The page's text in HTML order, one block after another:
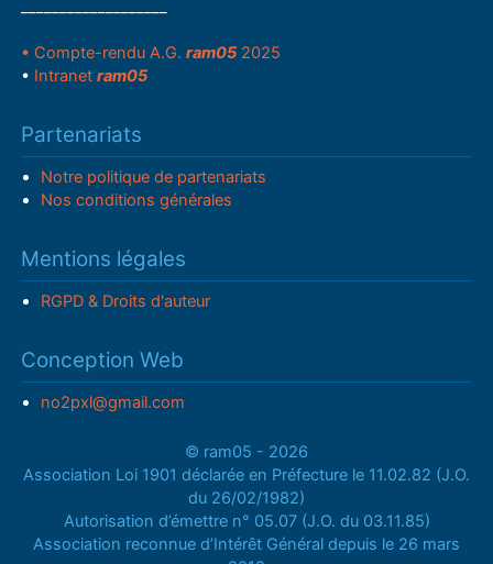
• Compte-rendu A.G.ram05 2025
• Intranetram05
Partenariats
Notre politique de partenariats
Nos conditions générales
Mentions légales
RGPD & Droits d'auteur
Conception Web
no2pxl@gmail.com
© ram05 - 2026
Association Loi 1901 déclarée en Préfecture le 11.02.82 (J.O.
du 26/02/1982)
Autorisation d’émettre n° 05.07 (J.O. du 03.11.85)
Association reconnue d’Intérêt Général depuis le 26 mars